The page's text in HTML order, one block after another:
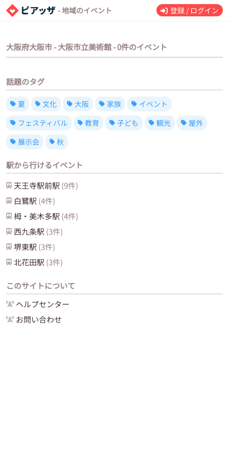
- 地域のイベント 登録 / ログイン
大阪府大阪市 - 大阪市立美術館 - 0件のイベント
話題のタグ
夏 文化 大阪 家族
イベント
フェスティバル
教育 子ども 観光
屋外
展示会
秋
駅から行けるイベント
天王寺駅前駅 (9件)
白鷺駅 (4件)
栂・美木多駅 (4件)
西九条駅 (3件)
堺東駅 (3件)
北花田駅 (3件)
このサイトについて
ヘルプセンター
お問い合わせ